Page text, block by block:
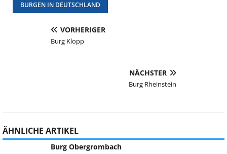
BURGEN IN DEUTSCHLAND
VORHERIGER
Burg Klopp
NÄCHSTER
Burg Rheinstein
ÄHNLICHE ARTIKEL
Burg Obergrombach